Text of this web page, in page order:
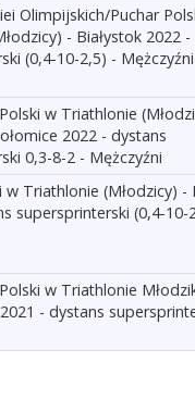
Olimpijskich/Puchar
- Białystok 2022
(0,4-10-2,5) - Mężczyźni
w Triathlonie
2022 - dystans
0,3-8-2 - Mężczyźni
w Triathlonie (Młodzicy) -
supersprinterski (0,4-10-
w Triathlonie
- dystans